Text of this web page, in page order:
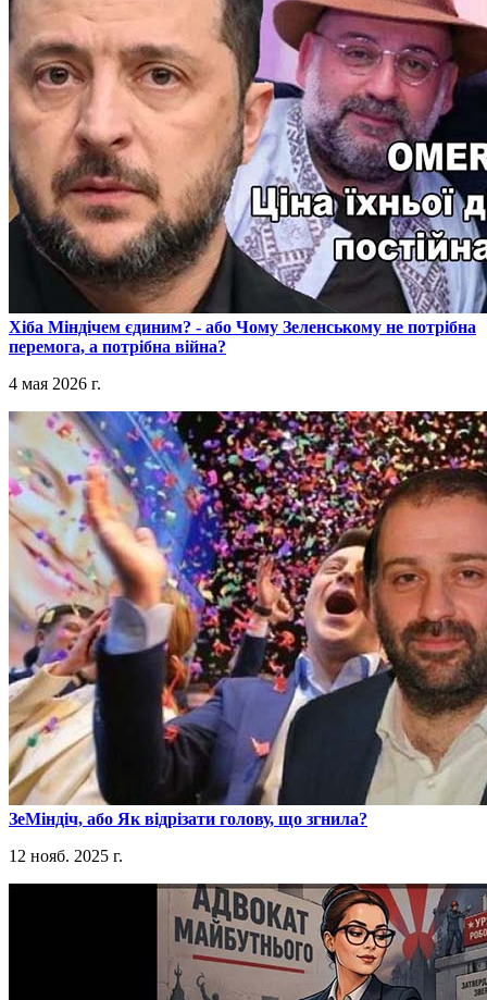
​Хіба Міндічем єдиним? - або Чому Зеленському не потрібна
перемога, а потрібна війна?
4 мая 2026 г.
​ЗеМіндіч, або Як відрізати голову, що згнила?
12 нояб. 2025 г.